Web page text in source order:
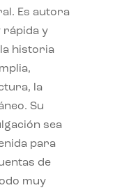
Es autora
rápida y
historia
la
Su
sea
para
de
muy